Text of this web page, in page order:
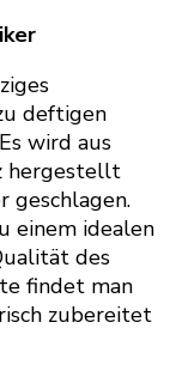
deftigen
wird aus
hergestellt
geschlagen.
einem idealen
des
findet man
zubereitet